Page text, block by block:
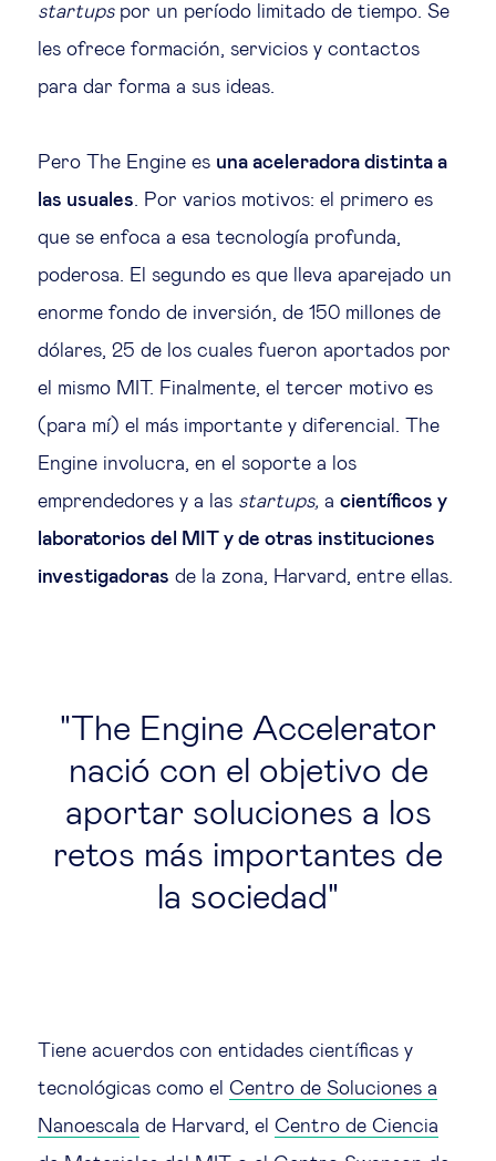
startupspor un período limitado de tiempo. Se
les ofrece formación, servicios y contactos
para dar forma a sus ideas.
Pero The Engine es una aceleradora distinta a
las usuales. Por varios motivos: el primero es
que se enfoca a esa tecnología profunda,
poderosa. El segundo es que lleva aparejado un
enorme fondo de inversión, de 150 millones de
dólares, 25 de los cuales fueron aportados por
el mismo MIT. Finalmente, el tercer motivo es
(para mí) el más importante y diferencial. The
Engine involucra, en el soporte a los
emprendedores y a las startups, a científicos y
laboratorios del MIT y de otras instituciones
investigadoras de la zona, Harvard, entre ellas.
The Engine Accelerator
nació con el objetivo de
aportar soluciones a los
retos más importantes de
la sociedad
Tiene acuerdos con entidades científicas y
tecnológicas como el Centro de Soluciones a
Nanoescala de Harvard, el Centro de Ciencia